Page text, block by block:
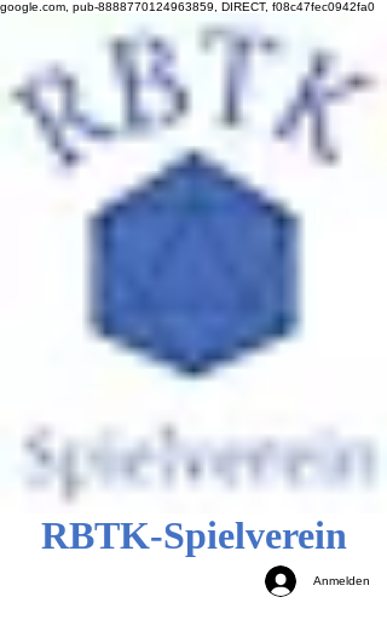
google.com, pub-8888770124963859, DIRECT, f08c47fec0942fa0
RBTK-Spielverein
Anmelden